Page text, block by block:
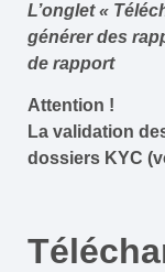
L’onglet «
générer des
de rapport
Attention !
La validation
dossiers KYC